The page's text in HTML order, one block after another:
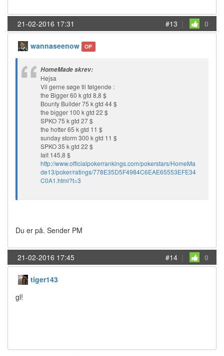
21-02-2016 17:31 #13 | 0
wannaseenow OP
HomeMade skrev:
Hejsa
Vil gerne søge til følgende :
the Bigger 60 k gtd 8,8 $
Bounty Builder 75 k gtd 44 $
the bigger 100 k gtd 22 $
SPKO 75 k gtd 27 $
the hotter 65 k gtd 11 $
sunday storm 300 k gtd 11 $
SPKO 35 k gtd 22 $
Ialt 145,8 $
http://www.officialpokerrankings.com/pokerstars/HomeMa
de13/poker/ratings/778E35D5F4984C6EAE65553EFE34
C0A1.html?t=3
Du er på. Sender PM
21-02-2016 17:45 #14 | 0
tiger143
gl!